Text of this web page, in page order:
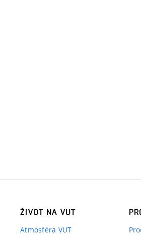
ŽIVOT NA VUT
Atmosféra VUT